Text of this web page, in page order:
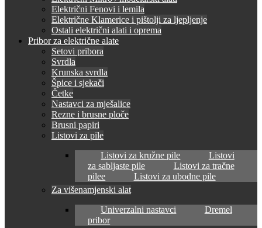
Električni Fenovi i lemila
Električne Klamerice i pištolji za ljepljenje
Ostali električni alati i oprema
Pribor za električne alate
Setovi pribora
Svrdla
Krunska svrdla
Špice i sjekači
Četke
Nastavci za mješalice
Rezne i brusne ploče
Brusni papiri
Listovi za pile
Listovi za kružne pile
Listovi
za sabljaste pile
Listovi za tračne
pilee
Listovi za ubodne pile
Za višenamjenski alat
Univerzalni nastavci
Dremel
pribor